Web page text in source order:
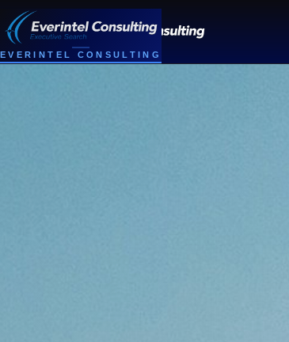
EVERINTEL CONSULTING